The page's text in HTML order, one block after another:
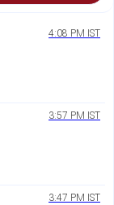
4:08 PM IST
3:57 PM IST
3:47 PM IST